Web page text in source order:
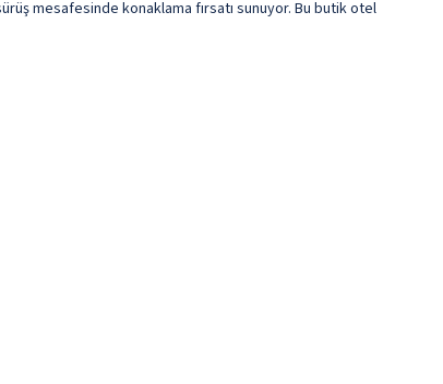
mesafesinde konaklama fırsatı sunuyor. Bu butik otel